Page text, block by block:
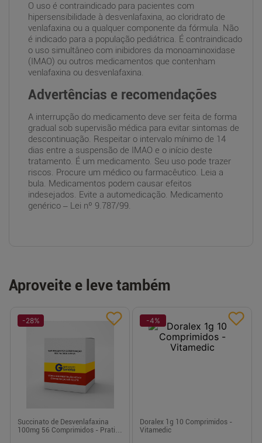
O uso é contraindicado para pacientes com
hipersensibilidade à desvenlafaxina, ao cloridrato de
venlafaxina ou a qualquer componente da fórmula. Não
é indicado para a população pediátrica. É contraindicado
o uso simultâneo com inibidores da monoaminoxidase
(IMAO) ou outros medicamentos que contenham
venlafaxina ou desvenlafaxina.
Advertências e recomendações
A interrupção do medicamento deve ser feita de forma
gradual sob supervisão médica para evitar sintomas de
descontinuação. Respeitar o intervalo mínimo de 14
dias entre a suspensão de IMAO e o início deste
tratamento. É um medicamento. Seu uso pode trazer
riscos. Procure um médico ou farmacêutico. Leia a
bula. Medicamentos podem causar efeitos
indesejados. Evite a automedicação. Medicamento
genérico – Lei nº 9.787/99.
Aproveite e leve também
-28%
Succinato de Desvenlafaxina
100mg 56 Comprimidos - Prati-
-4%
Doralex 1g 10 Comprimidos -
Vitamedic